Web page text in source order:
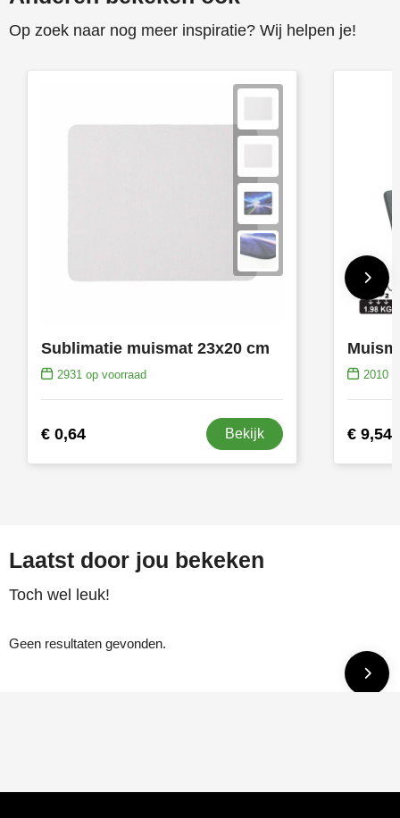
Op zoek naar nog meer inspiratie? Wij helpen je!
Sublimatie muismat 23x20 cm
2931op voorraad
€ 0,64 Bekijk
2010
€ 9,54
Laatst door jou bekeken
Toch wel leuk!
Geen resultaten gevonden.